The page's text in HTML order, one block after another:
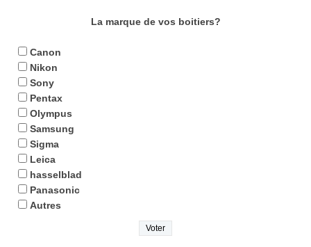
La marque de vos boitiers?
Canon
Nikon
Sony
Pentax
Olympus
Samsung
Sigma
Leica
hasselblad
Panasonic
Autres